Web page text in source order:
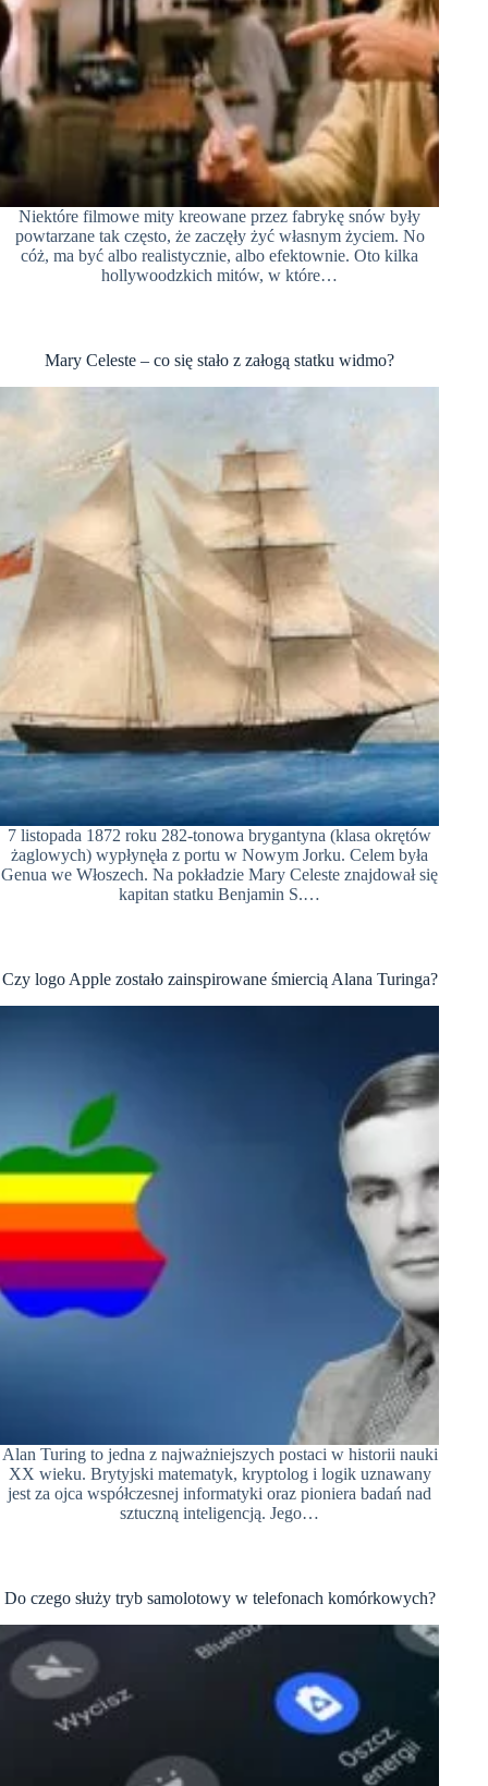
Niektóre filmowe mity kreowane przez fabrykę snów były
powtarzane tak często, że zaczęły żyć własnym życiem. No
cóż, ma być albo realistycznie, albo efektownie. Oto kilka
hollywoodzkich mitów, w które…
Mary Celeste – co się stało z załogą statku widmo?
7 listopada 1872 roku 282-tonowa brygantyna (klasa okrętów
żaglowych) wypłynęła z portu w Nowym Jorku. Celem była
Genua we Włoszech. Na pokładzie Mary Celeste znajdował się
kapitan statku Benjamin S.…
Czy logo Apple zostało zainspirowane śmiercią Alana Turinga?
Alan Turing to jedna z najważniejszych postaci w historii nauki
XX wieku. Brytyjski matematyk, kryptolog i logik uznawany
jest za ojca współczesnej informatyki oraz pioniera badań nad
sztuczną inteligencją. Jego…
Do czego służy tryb samolotowy w telefonach komórkowych?